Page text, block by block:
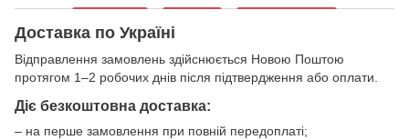
Доставка по Україні
Відправлення замовлень здійснюється Новою Поштою
протягом 1–2 робочих днів після підтвердження або оплати.
Діє безкоштовна доставка:
– на перше замовлення при повній передоплаті;